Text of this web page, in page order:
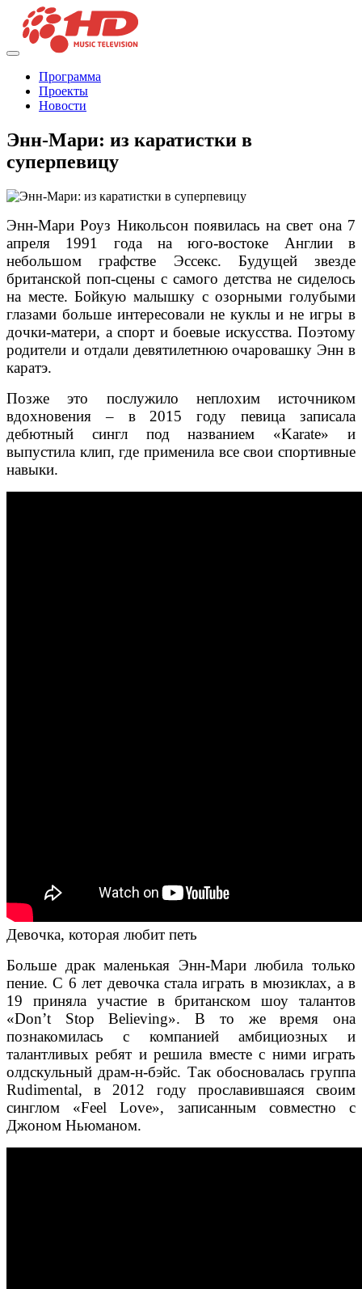
Программа
Проекты
Новости
Энн-Мари: из каратистки в
суперпевицу
Энн-Мари Роуз Никольсон появилась на свет она 7
апреля 1991 года на юго-востоке Англии в
небольшом графстве Эссекс. Будущей звезде
британской поп-сцены с самого детства не сиделось
на месте. Бойкую малышку с озорными голубыми
глазами больше интересовали не куклы и не игры в
дочки-матери, а спорт и боевые искусства. Поэтому
родители и отдали девятилетнюю очаровашку Энн в
каратэ.
Позже это послужило неплохим источником
вдохновения – в 2015 году певица записала
дебютный сингл под названием «Karate» и
выпустила клип, где применила все свои спортивные
навыки.
Девочка, которая любит петь
Больше драк маленькая Энн-Мари любила только
пение. С 6 лет девочка стала играть в мюзиклах, а в
19 приняла участие в британском шоу талантов
«Don’t Stop Believing». В то же время она
познакомилась с компанией амбициозных и
талантливых ребят и решила вместе с ними играть
олдскульный драм-н-бэйс. Так обосновалась группа
Rudimental, в 2012 году прославившаяся своим
синглом «Feel Love», записанным совместно с
Джоном Ньюманом.